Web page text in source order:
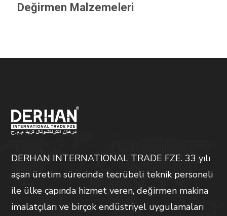
Değirmen Malzemeleri
DERHAN INTERNATIONAL TRADE FZE. 33 yılı
aşan üretim sürecinde tecrübeli teknik personeli
ile ülke çapında hizmet veren, değirmen makina
imalatçıları ve birçok endüstriyel uygulamaları